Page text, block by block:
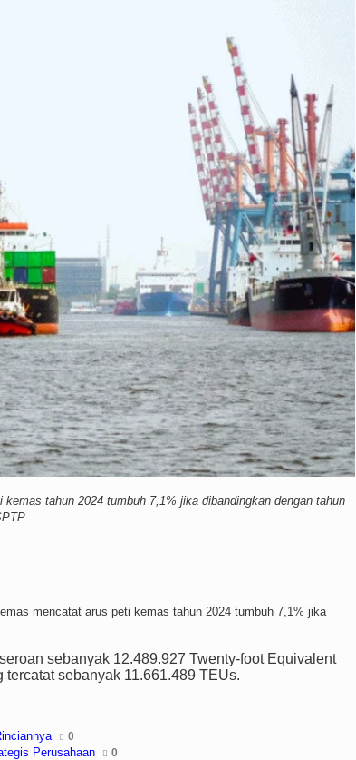
tahun 2024 tumbuh 7,1% jika dibandingkan dengan tahun
mencatat arus peti kemas tahun 2024 tumbuh 7,1% jika
sebanyak 12.489.927 Twenty-foot Equivalent
sebanyak 11.661.489 TEUs.
0
Perusahaan 0